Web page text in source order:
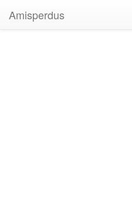
Amisperdus